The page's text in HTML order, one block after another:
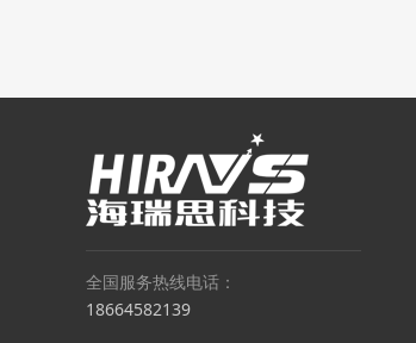
全国服务热线电话：
18664582139